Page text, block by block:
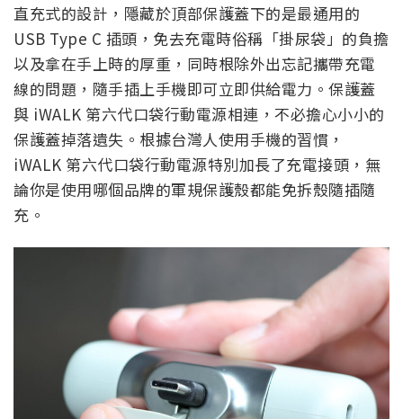
直充式的設計，隱藏於頂部保護蓋下的是最通用的
USB Type C 插頭，免去充電時俗稱「掛尿袋」的負擔
以及拿在手上時的厚重，同時根除外出忘記攜帶充電
線的問題，隨手插上手機即可立即供給電力。保護蓋
與 iWALK 第六代口袋行動電源相連，不必擔心小小的
保護蓋掉落遺失。根據台灣人使用手機的習慣，
iWALK 第六代口袋行動電源特別加長了充電接頭，無
論你是使用哪個品牌的軍規保護殼都能免拆殼隨插隨
充。